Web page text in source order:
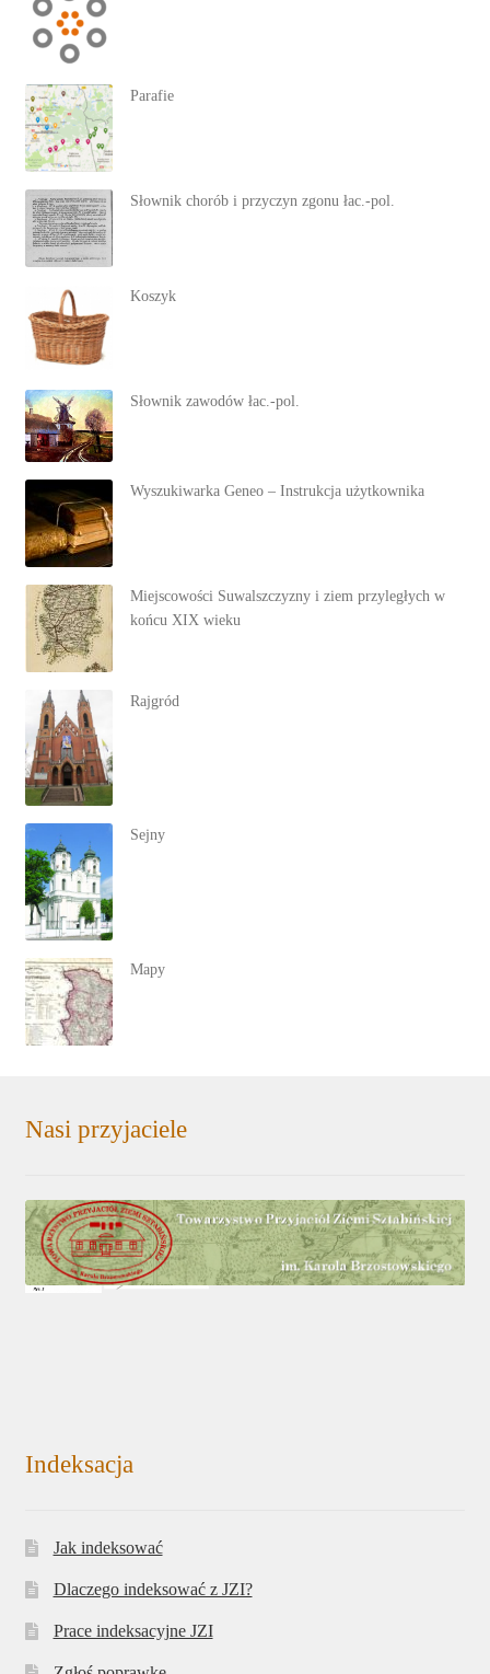
Parafie
Słownik chorób i przyczyn zgonu łac.-pol.
Koszyk
Słownik zawodów łac.-pol.
Wyszukiwarka Geneo – Instrukcja użytkownika
Miejscowości Suwalszczyzny i ziem przyległych w
końcu XIX wieku
Rajgród
Sejny
Mapy
Nasi przyjaciele
Indeksacja
Jak indeksować
Dlaczego indeksować z JZI?
Prace indeksacyjne JZI